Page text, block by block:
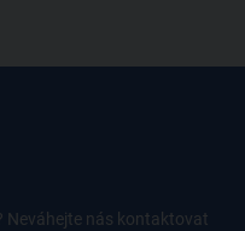
Neváhejte nás kontaktovat